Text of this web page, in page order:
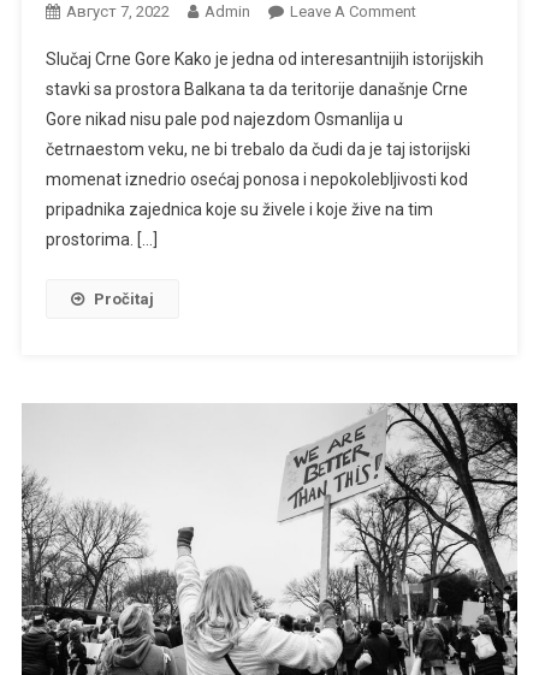
Август 7, 2022 Admin Leave A CommentOn
U
Crnoj
I
Hrvatskoj:
Odakle
Slučaj Crne Gore Kako je jedna od interesantnijih istorijskih
stavki sa prostora Balkana ta da teritorije današnje Crne
Gore nikad nisu pale pod najezdom Osmanlija u
četrnaestom veku, ne bi trebalo da čudi da je taj istorijski
momenat iznedrio osećaj ponosa i nepokolebljivosti kod
pripadnika zajednica koje su živele i koje žive na tim
prostorima. […]
Pročitaj